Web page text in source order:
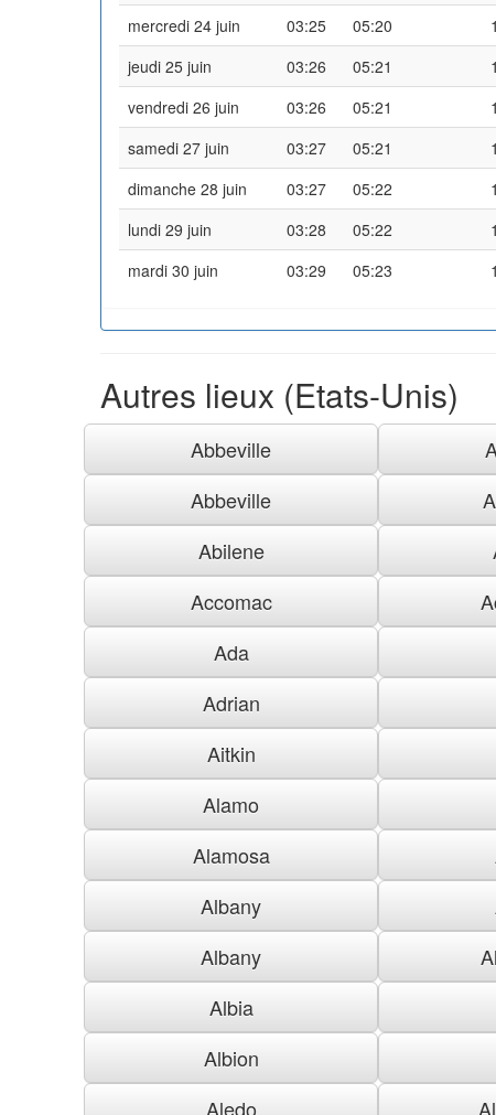
mercredi 24 juin
03:25 05:20
jeudi 25 juin
03:26 05:21
vendredi 26 juin
03:26 05:21
samedi 27 juin
03:27 05:21
dimanche 28 juin
03:27 05:22
lundi 29 juin
03:28 05:22
mardi 30 juin
03:29 05:23
Autres lieux (Etats-Unis)
Abbeville
Abbeville
Abilene
Accomac
Ada
Adrian
Aitkin
Alamo
Alamosa
Albany
Albany
Albia
Albion
Aledo